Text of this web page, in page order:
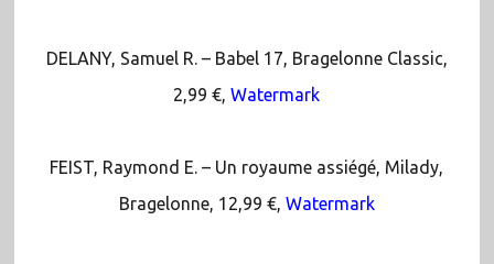
DELANY, Samuel R. – Babel 17, Bragelonne Classic,
2,99 €,Watermark
FEIST, Raymond E. – Un royaume assiégé, Milady,
Bragelonne, 12,99 €, Watermark